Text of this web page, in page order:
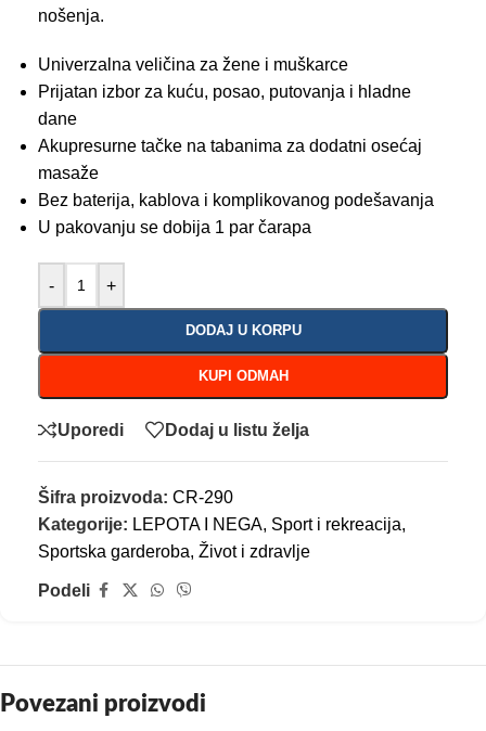
nošenja.
Univerzalna veličina za žene i muškarce
Prijatan izbor za kuću, posao, putovanja i hladne
dane
Akupresurne tačke na tabanima za dodatni osećaj
masaže
Bez baterija, kablova i komplikovanog podešavanja
U pakovanju se dobija 1 par čarapa
- +
DODAJ U KORPU
KUPI ODMAH
Uporedi Dodaj u listu želja
Šifra proizvoda: CR-290
Kategorije: LEPOTA I NEGA, Sport i rekreacija,
Sportska garderoba, Život i zdravlje
Podeli
Povezani proizvodi